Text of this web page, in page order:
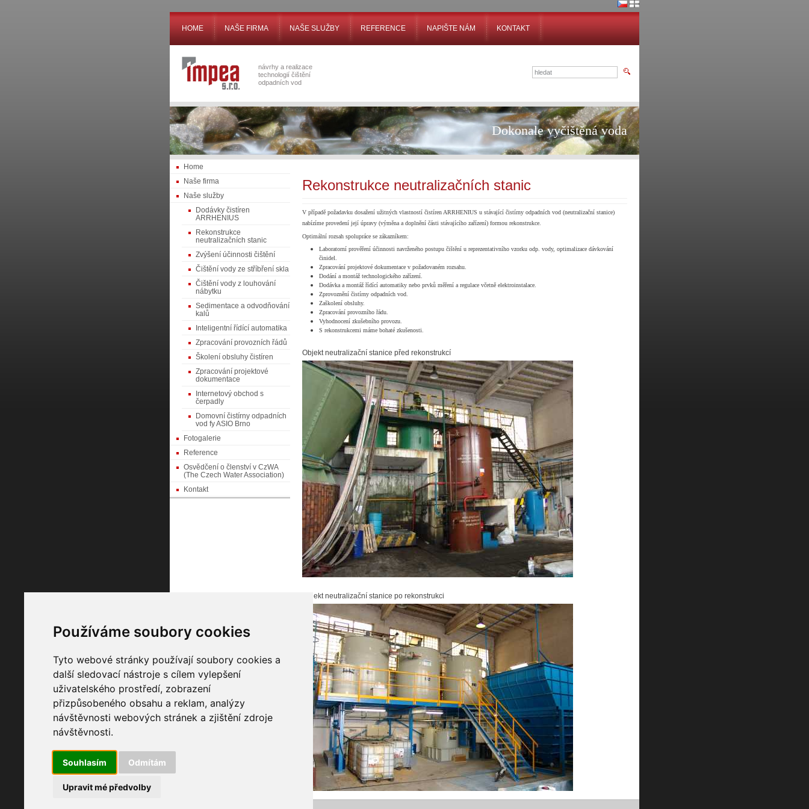
Používáme soubory cookies
Tyto webové stránky používají soubory cookies a
další sledovací nástroje s cílem vylepšení
uživatelského prostředí, zobrazení
přizpůsobeného obsahu a reklam, analýzy
návštěvnosti webových stránek a zjištění zdroje
návštěvnosti.
Souhlasím Odmítám
Upravit mé předvolby
HOME NAŠE FIRMA NAŠE SLUŽBY REFERENCE NAPIŠTE NÁM KONTAKT
návrhy a realizace
technologií čištění
odpadních vod
Dokonale vyčištěná voda
Home
Naše firma
Naše služby
Dodávky čistíren
ARRHENIUS
Rekonstrukce
neutralizačních stanic
Zvýšení účinnosti čištění
Čištění vody ze stříbření skla
Čištění vody z louhování
nábytku
Sedimentace a odvodňování
kalů
Inteligentní řídící automatika
Zpracování provozních řádů
Školení obsluhy čistíren
Zpracování projektové
dokumentace
Internetový obchod s
čerpadly
Domovní čistírny odpadních
vod fy ASIO Brno
Fotogalerie
Reference
Osvědčení o členství v CzWA
(The Czech Water Association)
Kontakt
Rekonstrukce neutralizačních stanic
V případě požadavku dosažení užitných vlastností čistíren ARRHENIUS u stávající čistírny odpadních vod (neutralizační stanice)
nabízíme provedení její úpravy (výměna a doplnění části stávajícího zařízení) formou rekonstrukce.
Optimální rozsah spolupráce se zákazníkem:
Laboratorní prověření účinnosti navrženého postupu čištění u reprezentativního vzorku odp. vody, optimalizace dávkování
činidel.
Zpracování projektové dokumentace v požadovaném rozsahu.
Dodání a montáž technologického zařízení.
Dodávka a montáž řídící automatiky nebo prvků měření a regulace včetně elektroinstalace.
Zprovoznění čistírny odpadních vod.
Zaškolení obsluhy.
Zpracování provozního řádu.
Vyhodnocení zkušebního provozu.
S rekonstrukcemi máme bohaté zkušenosti.
Objekt neutralizační stanice před rekonstrukcí
Objekt neutralizační stanice po rekonstrukci